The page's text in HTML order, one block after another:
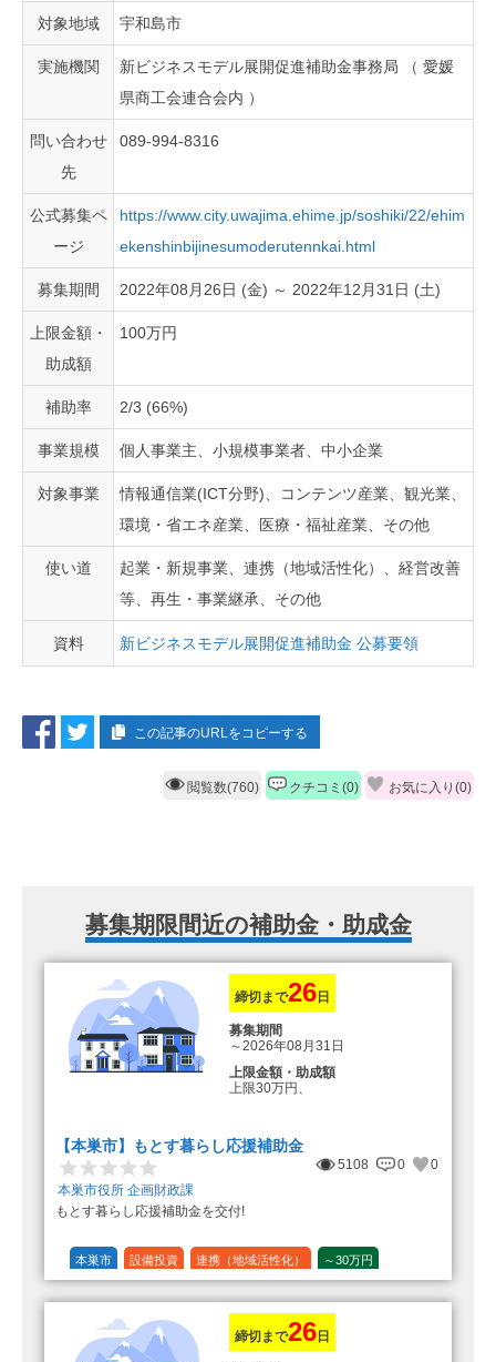
対象地域 宇和島市
実施機関
新ビジネスモデル展開促進補助金事務局 （ 愛媛
県商工会連合会内 ）
問い合わせ
先
089-994-8316
公式募集ペ
ージ
https://www.city.uwajima.ehime.jp/soshiki/22/ehim
ekenshinbijinesumoderutennkai.html
募集期間 2022年08月26日 (金) ～ 2022年12月31日 (土)
上限金額・
助成額
100万円
補助率 2/3 (66%)
事業規模 個人事業主、小規模事業者、中小企業
対象事業
情報通信業(ICT分野)、コンテンツ産業、観光業、
環境・省エネ産業、医療・福祉産業、その他
使い道
起業・新規事業、連携（地域活性化）、経営改善
等、再生・事業継承、その他
資料 新ビジネスモデル展開促進補助金 公募要領
この記事のURLをコピーする
閲覧数(760) クチコミ(0) お気に入り(0)
募集期限間近の補助金・助成金
締切まで26 日
募集期間
～2026年08月31日
上限金額・助成額
上限30万円、
【本巣市】もとす暮らし応援補助金
5108 0
0
本巣市役所 企画財政課
もとす暮らし応援補助金を交付!
本巣市 設備投資 連携（地域活性化） ～30万円
締切まで26 日